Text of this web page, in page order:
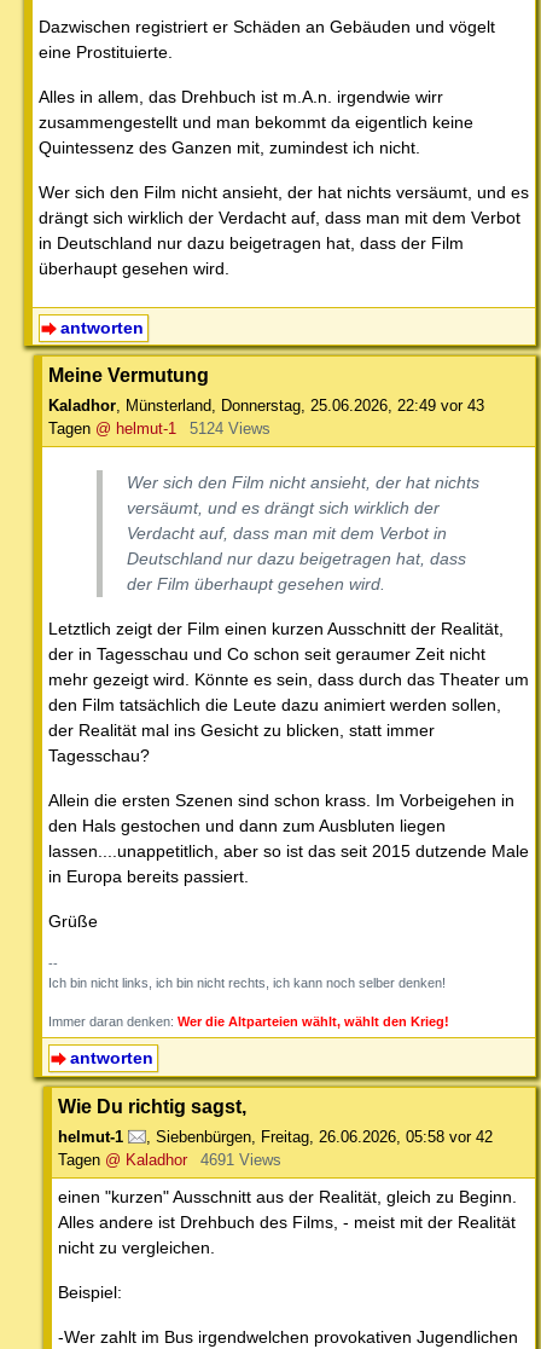
Dazwischen registriert er Schäden an Gebäuden und vögelt
eine Prostituierte.
Alles in allem, das Drehbuch ist m.A.n. irgendwie wirr
zusammengestellt und man bekommt da eigentlich keine
Quintessenz des Ganzen mit, zumindest ich nicht.
Wer sich den Film nicht ansieht, der hat nichts versäumt, und es
drängt sich wirklich der Verdacht auf, dass man mit dem Verbot
in Deutschland nur dazu beigetragen hat, dass der Film
überhaupt gesehen wird.
antworten
Meine Vermutung
Kaladhor, Münsterland, Donnerstag, 25.06.2026, 22:49 vor 43
Tagen @ helmut-1 5124 Views
Wer sich den Film nicht ansieht, der hat nichts
versäumt, und es drängt sich wirklich der
Verdacht auf, dass man mit dem Verbot in
Deutschland nur dazu beigetragen hat, dass
der Film überhaupt gesehen wird.
Letztlich zeigt der Film einen kurzen Ausschnitt der Realität,
der in Tagesschau und Co schon seit geraumer Zeit nicht
mehr gezeigt wird. Könnte es sein, dass durch das Theater um
den Film tatsächlich die Leute dazu animiert werden sollen,
der Realität mal ins Gesicht zu blicken, statt immer
Tagesschau?
Allein die ersten Szenen sind schon krass. Im Vorbeigehen in
den Hals gestochen und dann zum Ausbluten liegen
lassen....unappetitlich, aber so ist das seit 2015 dutzende Male
in Europa bereits passiert.
Grüße
--
Ich bin nicht links, ich bin nicht rechts, ich kann noch selber denken!
Immer daran denken: Wer die Altparteien wählt, wählt den Krieg!
antworten
Wie Du richtig sagst,
helmut-1 , Siebenbürgen, Freitag, 26.06.2026, 05:58 vor 42
Tagen @ Kaladhor 4691 Views
einen "kurzen" Ausschnitt aus der Realität, gleich zu Beginn.
Alles andere ist Drehbuch des Films, - meist mit der Realität
nicht zu vergleichen.
Beispiel:
-Wer zahlt im Bus irgendwelchen provokativen Jugendlichen